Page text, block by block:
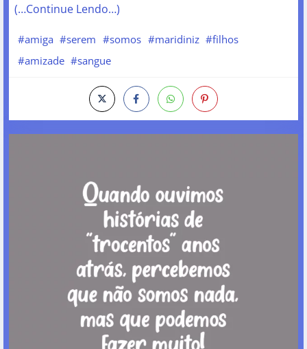
(…Continue Lendo…)
#amiga #serem #somos #maridiniz #filhos
#amizade #sangue